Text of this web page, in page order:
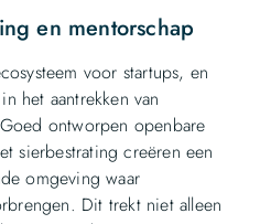
en mentorschap
voor startups, en
het aantrekken van
ontworpen openbare
sierbestrating creëren een
omgeving waar
Dit trekt niet alleen